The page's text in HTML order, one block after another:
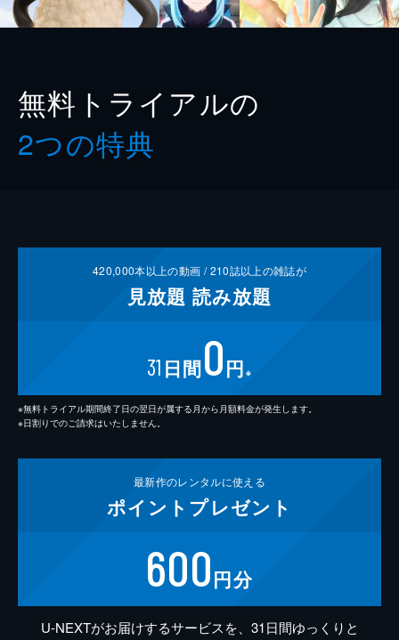
無料トライアルの
2つの特典
420,000本以上の動画 /210誌以上の雑誌が
見放題 読み放題
31 日間0円 ※
※無料トライアル期間終了日の翌日が属する月から月額料金が発生します。
※日割りでのご請求はいたしません。
最新作のレンタルに使える
ポイント プレゼント
600円分
U-NEXTがお届けするサービスを、31日間ゆっくりと